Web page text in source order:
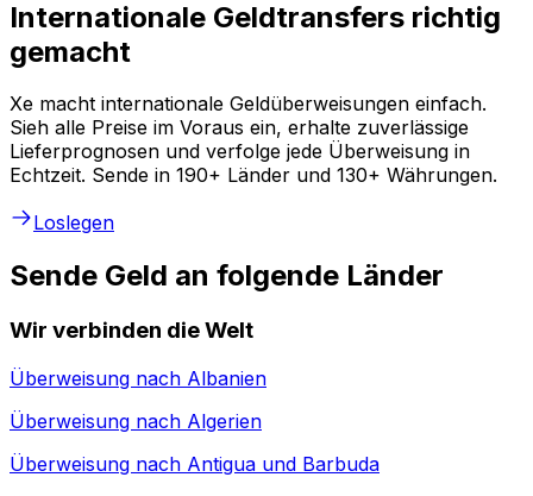
Internationale Geldtransfers richtig
gemacht
Xe macht internationale Geldüberweisungen einfach.
Sieh alle Preise im Voraus ein, erhalte zuverlässige
Lieferprognosen und verfolge jede Überweisung in
Echtzeit. Sende in 190+ Länder und 130+ Währungen.
Loslegen
Sende Geld an folgende Länder
Wir verbinden die Welt
Überweisung nach Albanien
Überweisung nach Algerien
Überweisung nach Antigua und Barbuda